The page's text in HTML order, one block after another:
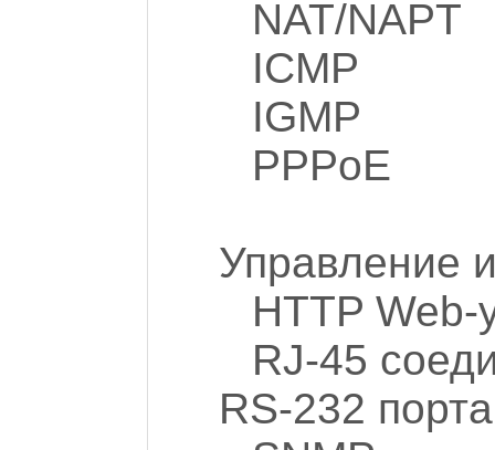
NAT/NAPT
ICMP
IGMP
PPPoE
Управление
HTTP Web-
RJ-45
RS-232